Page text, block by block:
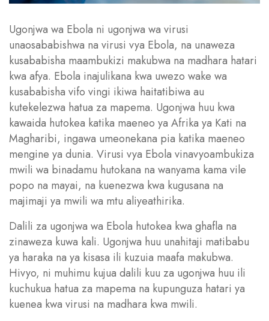
Ugonjwa wa Ebola ni ugonjwa wa virusi
unaosababishwa na virusi vya Ebola, na unaweza
kusababisha maambukizi makubwa na madhara hatari
kwa afya. Ebola inajulikana kwa uwezo wake wa
kusababisha vifo vingi ikiwa haitatibiwa au
kutekelezwa hatua za mapema. Ugonjwa huu kwa
kawaida hutokea katika maeneo ya Afrika ya Kati na
Magharibi, ingawa umeonekana pia katika maeneo
mengine ya dunia. Virusi vya Ebola vinavyoambukiza
mwili wa binadamu hutokana na wanyama kama vile
popo na mayai, na kuenezwa kwa kugusana na
majimaji ya mwili wa mtu aliyeathirika.
Dalili za ugonjwa wa Ebola hutokea kwa ghafla na
zinaweza kuwa kali. Ugonjwa huu unahitaji matibabu
ya haraka na ya kisasa ili kuzuia maafa makubwa.
Hivyo, ni muhimu kujua dalili kuu za ugonjwa huu ili
kuchukua hatua za mapema na kupunguza hatari ya
kuenea kwa virusi na madhara kwa mwili.